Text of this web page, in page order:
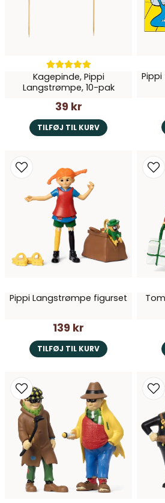
Kagepinde, Pippi
Langstrømpe, 10-pak
39 kr
TILFØJ TIL KURV
Pippi
Pippi Langstrømpe figurset
139 kr
TILFØJ TIL KURV